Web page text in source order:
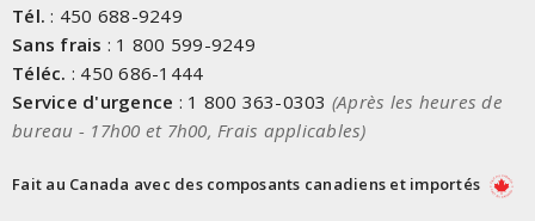
Tél. : 450 688-9249
Sans frais : 1 800 599-9249
Téléc. : 450 686-1444
Service d'urgence : 1 800 363-0303 (Après les heures de
bureau - 17h00 et 7h00, Frais applicables)
Fait au Canada avec des composants canadiens et importés